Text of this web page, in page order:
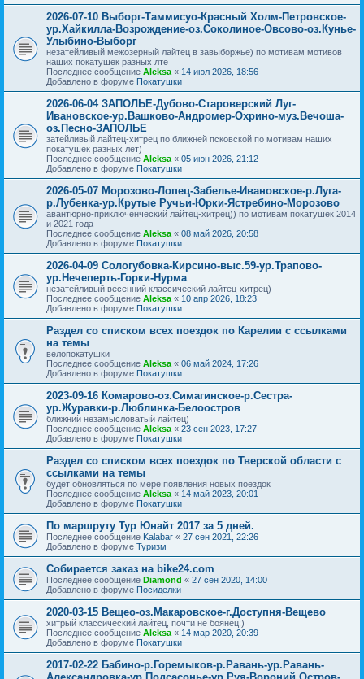
2026-07-10 Выборг-Таммисуо-Красный Холм-Петровское-
ур.Хайкилла-Возрождение-оз.Соколиное-Овсово-оз.Кунье-
Улыбино-Выборг
незатейливый межозерный лайтец в завыборжье) по мотивам мотивов
наших покатушек разных лте
Последнее сообщение Aleksa « 14 июл 2026, 18:56
Добавлено в форуме Покатушки
2026-06-04 ЗАПОЛЬЕ-Дубово-Староверский Луг-
Ивановское-ур.Вашково-Андромер-Охрино-муз.Вечоша-
оз.Песно-ЗАПОЛЬЕ
затейливый лайтец-хитрец по ближней псковской по мотивам наших
покатушек разных лет)
Последнее сообщение Aleksa « 05 июн 2026, 21:12
Добавлено в форуме Покатушки
2026-05-07 Морозово-Лопец-Забелье-Ивановское-р.Луга-
р.Лубенка-ур.Крутые Ручьи-Юрки-Ястребино-Морозово
авантюрно-приключенческий лайтец-хитрец)) по мотивам покатушек 2014
и 2021 года
Последнее сообщение Aleksa « 08 май 2026, 20:58
Добавлено в форуме Покатушки
2026-04-09 Сологубовка-Кирсино-выс.59-ур.Трапово-
ур.Нечеперть-Горки-Нурма
незатейливый весенний классический лайтец-хитрец)
Последнее сообщение Aleksa « 10 апр 2026, 18:23
Добавлено в форуме Покатушки
Раздел со списком всех поездок по Карелии с ссылками
на темы
велопокатушки
Последнее сообщение Aleksa « 06 май 2024, 17:26
Добавлено в форуме Покатушки
2023-09-16 Комарово-оз.Симагинское-р.Сестра-
ур.Журавки-р.Люблинка-Белоостров
ближний незамысловатый лайтец)
Последнее сообщение Aleksa « 23 сен 2023, 17:27
Добавлено в форуме Покатушки
Раздел со списком всех поездок по Тверской области с
ссылками на темы
будет обновляться по мере появления новых поездок
Последнее сообщение Aleksa « 14 май 2023, 20:01
Добавлено в форуме Покатушки
По маршруту Тур Юнайт 2017 за 5 дней.
Последнее сообщение Kalabar « 27 сен 2021, 22:26
Добавлено в форуме Туризм
Собирается заказ на bike24.com
Последнее сообщение Diamond « 27 сен 2020, 14:00
Добавлено в форуме Посиделки
2020-03-15 Вещео-оз.Макаровское-г.Доступня-Вещево
хитрый классический лайтец, почти не боянец:)
Последнее сообщение Aleksa « 14 мар 2020, 20:39
Добавлено в форуме Покатушки
2017-02-22 Бабино-р.Горемыков-р.Равань-ур.Равань-
Александровка-ур.Подсасонье-ур.Руя-Вороний Остров-